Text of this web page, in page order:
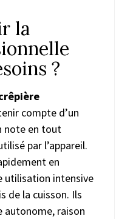
la
?
compte d’un
note en tout
par l’appareil.
en
utilisation intensive
de la cuisson. Ils
autonome, raison